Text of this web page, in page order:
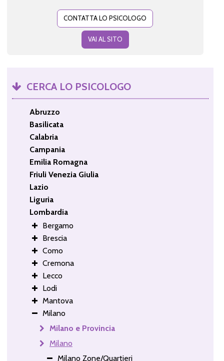
CONTATTA LO PSICOLOGO
VAI AL SITO
CERCA LO PSICOLOGO
Abruzzo
Basilicata
Calabria
Campania
Emilia Romagna
Friuli Venezia Giulia
Lazio
Liguria
Lombardia
Bergamo
Brescia
Como
Cremona
Lecco
Lodi
Mantova
Milano
Milano e Provincia
Milano
Milano Zone/Quartieri